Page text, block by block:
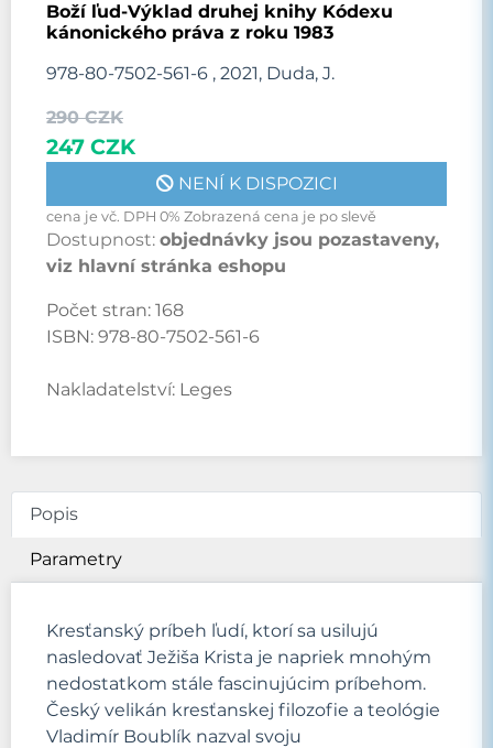
Boží ľud-Výklad druhej knihy Kódexu
kánonického práva z roku 1983
978-80-7502-561-6 , 2021, Duda, J.
290 CZK
247 CZK
NENÍ K DISPOZICI
cena je vč. DPH 0% Zobrazená cena je po slevě
Dostupnost: objednávky jsou pozastaveny,
viz hlavní stránka eshopu
Počet stran: 168
ISBN: 978-80-7502-561-6
Nakladatelství: Leges
Popis
Parametry
Kresťanský príbeh ľudí, ktorí sa usilujú
nasledovať Ježiša Krista je napriek mnohým
nedostatkom stále fascinujúcim príbehom.
Český velikán kresťanskej filozofie a teológie
Vladimír Boublík nazval svoju